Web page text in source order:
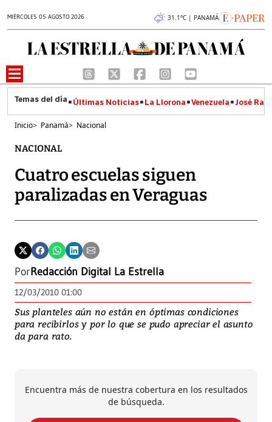
MIÉRCOLES 05 AGOSTO 2026 31.1°C | PANAMÁ
Últimas Noticias La Llorona Venezuela José
Inicio> Panamá> Nacional
NACIONAL
Cuatro escuelas siguen
paralizadas en Veraguas
PorRedacción Digital La Estrella
12/03/2010 01:00
Sus planteles aún no están en óptimas condiciones
para recibirlos y por lo que se pudo apreciar el asunto
da para rato.
Encuentra más de nuestra cobertura en los resultados
de búsqueda.